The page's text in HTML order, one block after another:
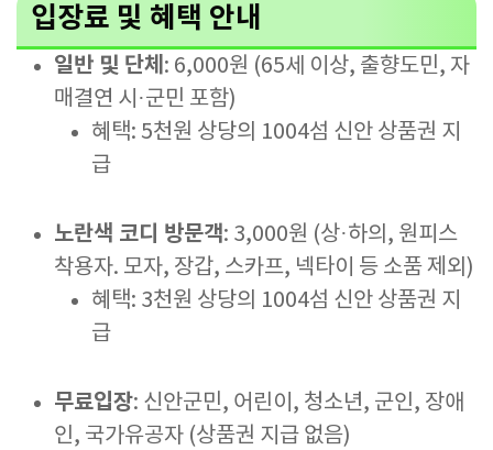
입장료 및 혜택 안내
일반 및 단체 : 6,000원 (65세 이상, 출향도민, 자
매결연 시·군민 포함)
혜택: 5천원 상당의 1004섬 신안 상품권 지
급
노란색 코디 방문객: 3,000원 (상·하의, 원피스
착용자. 모자, 장갑, 스카프, 넥타이 등 소품 제외)
혜택: 3천원 상당의 1004섬 신안 상품권 지
급
무료입장: 신안군민, 어린이, 청소년, 군인, 장애
인, 국가유공자 (상품권 지급 없음)